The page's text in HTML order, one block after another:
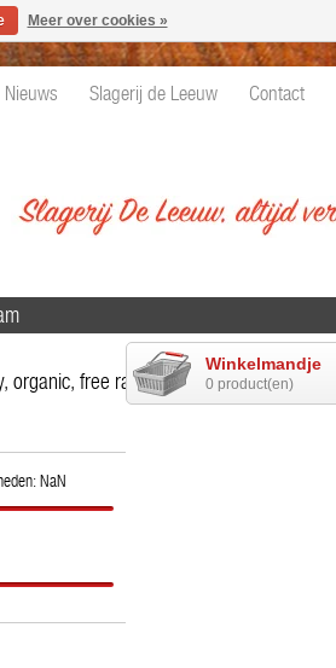
Nieuws Slagerij de Leeuw Contact
Winkelmandje
0 product(en)
organic, free range (kalkoen)
NaN
Meer over cookies »